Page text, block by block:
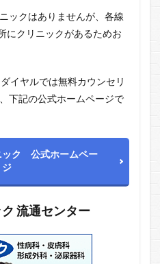
ックはありませんが、各線
にクリニックがあるためお
イヤルでは無料カウンセリ
下記の公式ホームページで
ック 公式ホームペー
ジ
流通センター